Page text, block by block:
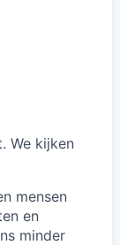
We kijken
mensen
en
minder